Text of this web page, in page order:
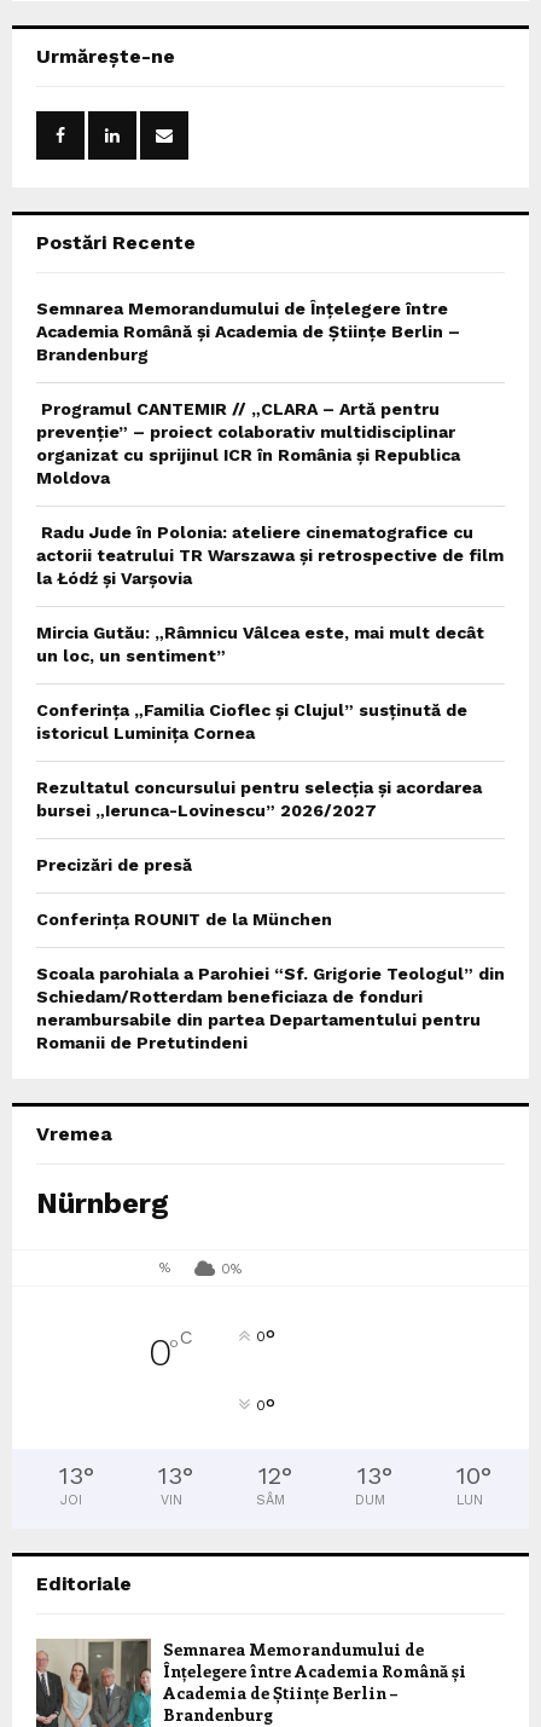
h
Urmărește-ne
Postări Recente
Semnarea Memorandumului de Înțelegere între
Academia Română și Academia de Științe Berlin –
Brandenburg
Programul CANTEMIR // „CLARA – Artă pentru
prevenție” – proiect colaborativ multidisciplinar
organizat cu sprijinul ICR în România și Republica
Moldova
Radu Jude în Polonia: ateliere cinematografice cu
actorii teatrului TR Warszawa și retrospective de film
la Łódź și Varșovia
Mircia Gutău: „Râmnicu Vâlcea este, mai mult decât
un loc, un sentiment”
Conferința „Familia Cioflec și Clujul” susținută de
istoricul Luminița Cornea
Rezultatul concursului pentru selecția și acordarea
bursei „Ierunca-Lovinescu” 2026/2027
Precizări de presă
Conferința ROUNIT de la München
Scoala parohiala a Parohiei “Sf. Grigorie Teologul” din
Schiedam/Rotterdam beneficiaza de fonduri
nerambursabile din partea Departamentului pentru
Romanii de Pretutindeni
Vremea
Nürnberg
% 0%
0°C 0°
0°
13°
JOI
13°
VIN
12°
SÂM
13°
DUM
10°
LUN
Editoriale
Semnarea Memorandumului de
Înțelegere între Academia Română și
Academia de Științe Berlin –
Brandenburg